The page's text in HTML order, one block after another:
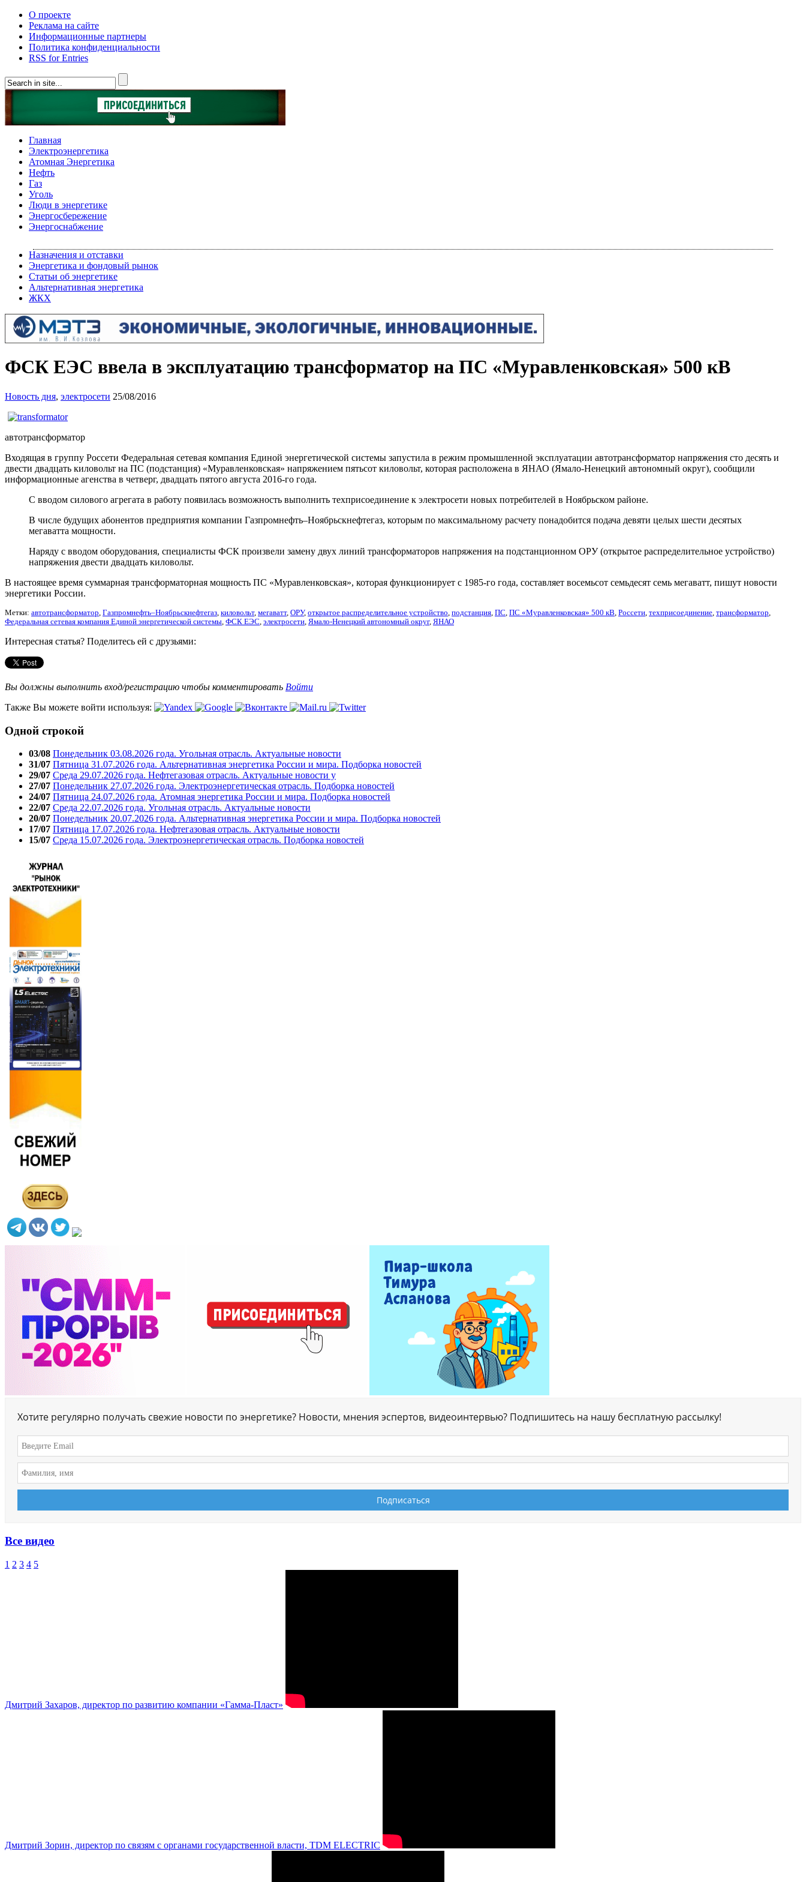
О проекте
Реклама на сайте
Информационные партнеры
Политика конфиденциальности
RSS for Entries
Главная
Электроэнергетика
Атомная Энергетика
Нефть
Газ
Уголь
Люди в энергетике
Энергосбережение
Энергоснабжение
Назначения и отставки
Энергетика и фондовый рынок
Статьи об энергетике
Альтернативная энергетика
ЖКХ
ФСК ЕЭС ввела в эксплуатацию трансформатор на ПС «Муравленковская» 500 кВ
Новость дня, электросети 25/08/2016
автотрансформатор
Входящая в группу Россети Федеральная сетевая компания Единой энергетической системы запустила в режим промышленной эксплуатации автотрансформатор напряжения сто десять и
двести двадцать киловольт на ПС (подстанция) «Муравленковская» напряжением пятьсот киловольт, которая расположена в ЯНАО (Ямало-Ненецкий автономный округ), сообщили
информационные агенства в четверг, двадцать пятого августа 2016-го года.
С вводом силового агрегата в работу появилась возможность выполнить техприсоединение к электросети новых потребителей в Ноябрьском районе.
В числе будущих абонентов предприятия компании Газпромнефть–Ноябрьскнефтегаз, которым по максимальному расчету понадобится подача девяти целых шести десятых
мегаватта мощности.
Наряду с вводом оборудования, специалисты ФСК произвели замену двух линий трансформаторов напряжения на подстанционном ОРУ (открытое распределительное устройство)
напряжения двести двадцать киловольт.
В настоящее время суммарная трансформаторная мощность ПС «Муравленковская», которая функционирует с 1985-го года, составляет восемьсот семьдесят семь мегаватт, пишут новости
энергетики России.
Метки: автотрансформатор, Газпромнефть–Ноябрьскнефтегаз, киловольт, мегаватт, ОРУ, открытое распределительное устройство, подстанция, ПС, ПС «Муравленковская» 500 кВ, Россети, техприсоединение, трансформатор,
Федеральная сетевая компания Единой энергетической системы, ФСК ЕЭС, электросети, Ямало-Ненецкий автономный округ, ЯНАО
Интересная статья? Поделитесь ей с друзьями:
Вы должны выполнить вход/регистрацию чтобы комментировать Войти
Также Вы можете войти используя:
Одной строкой
03/08 Понедельник 03.08.2026 года. Угольная отрасль. Актуальные новости
31/07 Пятница 31.07.2026 года. Альтернативная энергетика России и мира. Подборка новостей
29/07 Среда 29.07.2026 года. Нефтегазовая отрасль. Актуальные новости у
27/07 Понедельник 27.07.2026 года. Электроэнергетическая отрасль. Подборка новостей
24/07 Пятница 24.07.2026 года. Атомная энергетика России и мира. Подборка новостей
22/07 Среда 22.07.2026 года. Угольная отрасль. Актуальные новости
20/07 Понедельник 20.07.2026 года. Альтернативная энергетика России и мира. Подборка новостей
17/07 Пятница 17.07.2026 года. Нефтегазовая отрасль. Актуальные новости
15/07 Среда 15.07.2026 года. Электроэнергетическая отрасль. Подборка новостей
Хотите регулярно получать свежие новости по энергетике? Новости, мнения эспертов, видеоинтервью? Подпишитесь на нашу бесплатную рассылку!
Все видео
1 2 3 4 5
Дмитрий Захаров, директор по развитию компании «Гамма-Пласт»
Дмитрий Зорин, директор по связям с органами государственной власти, TDM ELECTRIC